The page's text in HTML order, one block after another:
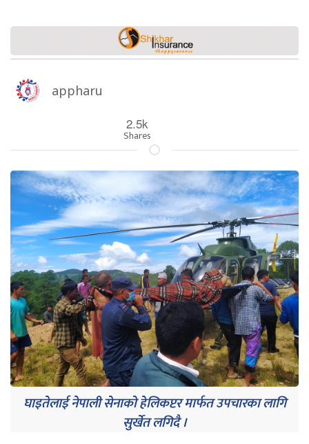
appharu
2.5k
Shares
घाइतेलाई नेपाली सेनाको हेलिकप्टर मार्फत उपचारका लागि
सुर्खेत लगिदै ।